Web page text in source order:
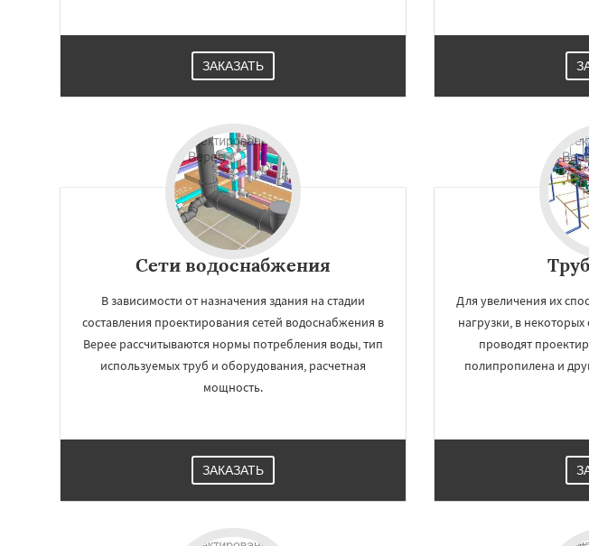
ЗАКАЗАТЬ
Сети водоснабжения
В зависимости от назначения здания на стадии
составления проектирования сетей водоснабжения в
Верее рассчитываются нормы потребления воды, тип
используемых труб и оборудования, расчетная
мощность.
ЗАКАЗАТЬ
Для увеличения их
нагрузки, в
проводят
полипропилена и